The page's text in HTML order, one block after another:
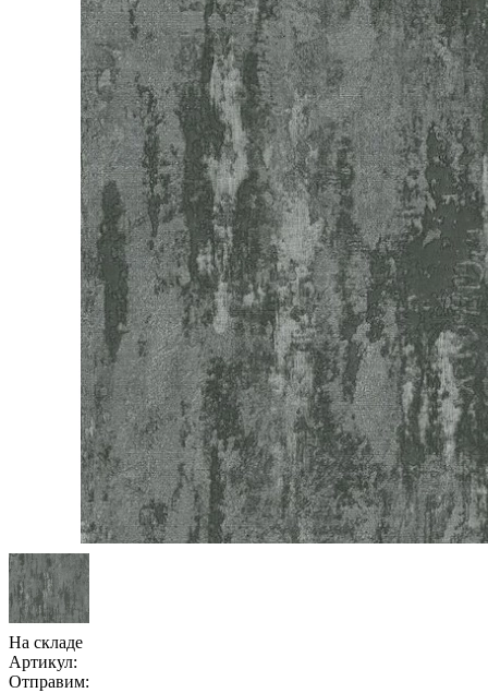
На складе
Артикул:
Отправим: